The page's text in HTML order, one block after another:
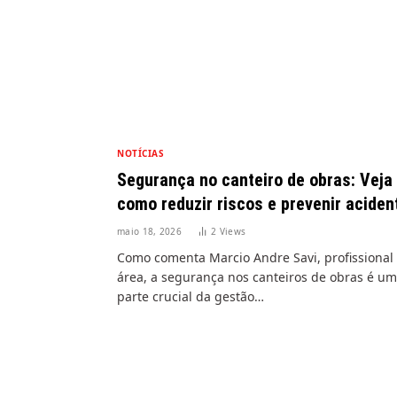
NOTÍCIAS
Segurança no canteiro de obras: Veja
como reduzir riscos e prevenir
maio 18, 2026 2 Views
Como comenta Marcio Andre Savi, profissional
área, a segurança nos canteiros de obras é
parte crucial da gestão…